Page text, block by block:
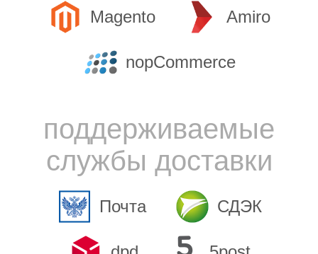
Magento Amiro
nopCommerce
поддерживаемые
службы доставки
Почта СДЭК